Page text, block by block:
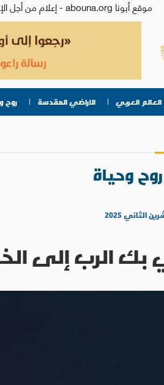
موقع أبونا abouna.org - إعلام من أجل الإنسان | يصدر عن المركز الكاثوليكي للدراسات والإعلام في الأردن - رئيس التحرير: الأب د.رفعت بدر
العالم العربي الاراضي المقدسة روح
روح وحياة
الرب إلى